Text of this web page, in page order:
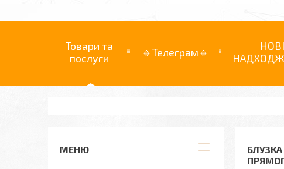
Товари та
послуги
🔹Телеграм🔹
НОВІ